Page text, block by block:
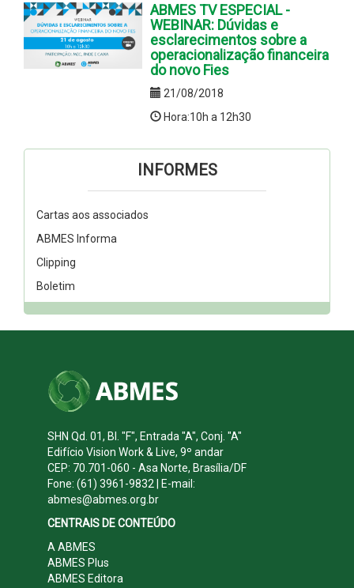
ABMES TV ESPECIAL -
WEBINAR: Dúvidas e
esclarecimentos sobre a
operacionalização financeira
do novo Fies
21/08/2018
Hora:10h a 12h30
INFORMES
Cartas aos associados
ABMES Informa
Clipping
Boletim
SHN Qd. 01, Bl. "F", Entrada "A", Conj. "A"
Edifício Vision Work & Live, 9º andar
CEP: 70.701-060 - Asa Norte, Brasília/DF
Fone: (61) 3961-9832 | E-mail:
abmes@abmes.org.br
CENTRAIS DE CONTEÚDO
A ABMES
ABMES Plus
ABMES Editora